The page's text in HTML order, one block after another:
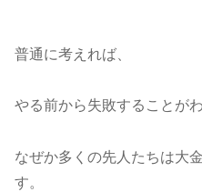
普通に考えれば、
やる前から失敗することが
なぜか多くの先人たちは大
す。